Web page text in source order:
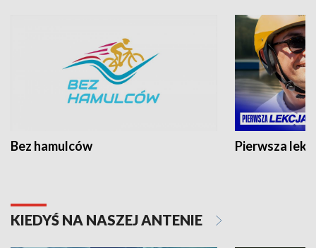
Bez hamulców Pierwsza
KIEDYŚ NA NASZEJ ANTENIE